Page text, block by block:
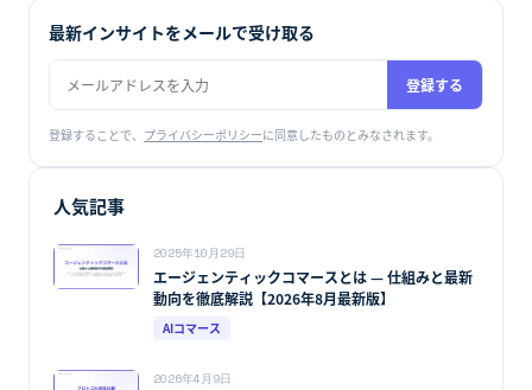
最新インサイトをメールで受け取る
登録する
登録することで、 プライバシーポリシーに同意したものとみなされます。
人気記事
2025年10月29日
エージェンティックコマースとは — 仕組みと最新
動向を徹底解説【2026年8月最新版】
AIコマース
2026年4月9日